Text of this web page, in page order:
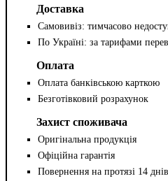
Доставка
Самовивіз: тимчасово
По Україні: за тарифами
Оплата
Оплата банківською карткою
Безготівковий розрахунок
Захист споживача
Оригінальна продукція
Офіційна гарантія
Повернення на протязі 14 днів